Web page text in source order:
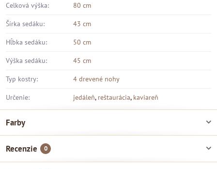
Celková výška: 80 cm
Šírka sedáku: 43 cm
Hĺbka sedáku: 50 cm
Výška sedáku: 45 cm
Typ kostry: 4 drevené nohy
Určenie: jedáleň, reštaurácia, kaviareň
Farby
Recenzie 0